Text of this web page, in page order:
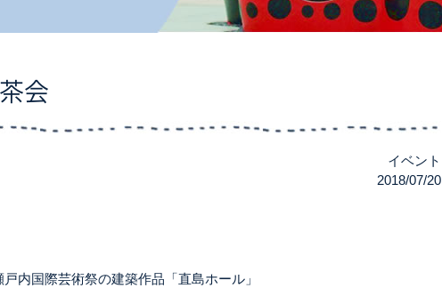
会
イベント
2018/07/20
内国際芸術祭の建築作品「直島ホール」